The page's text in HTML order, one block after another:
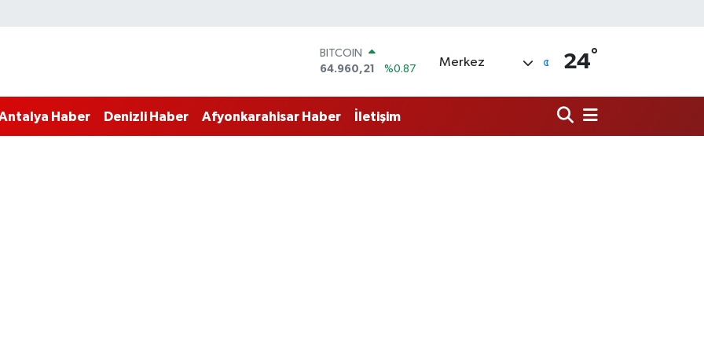
DOLAR
47,7436
%0.18
STERLİN
Merkez 24°
Haber Denizli Haber Afyonkarahisar Haber İletişim